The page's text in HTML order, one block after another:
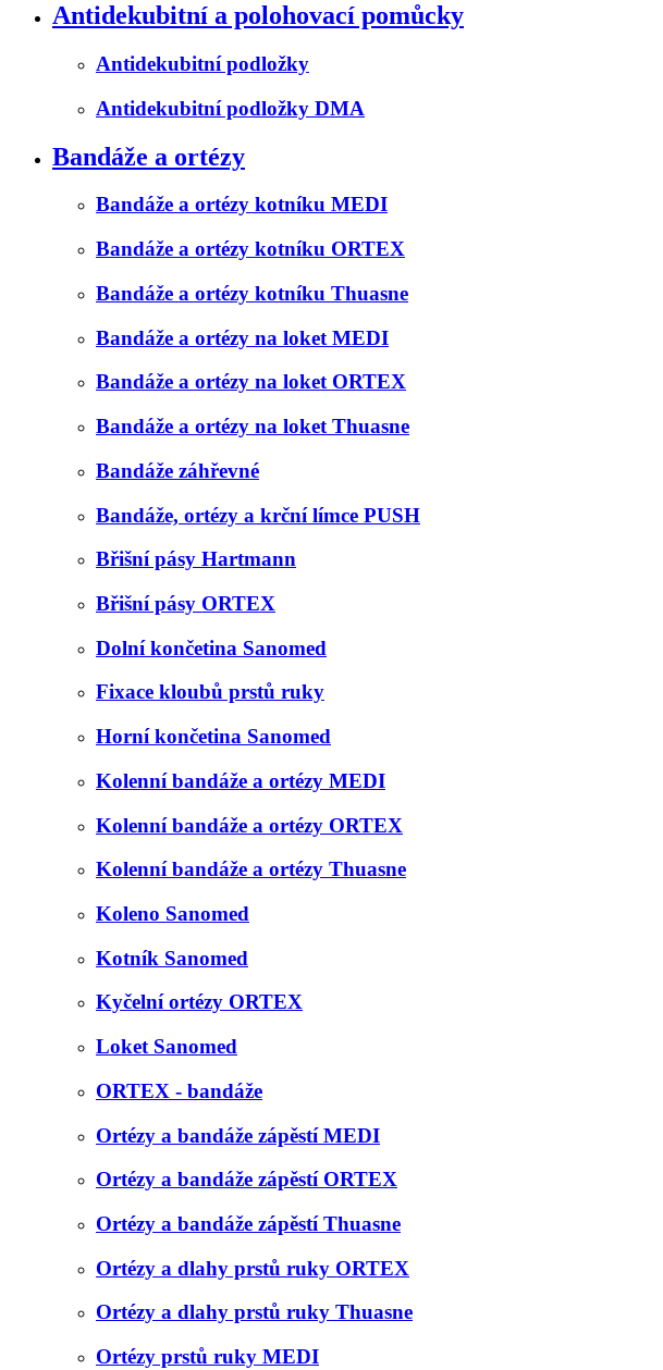
Antidekubitní a polohovací pomůcky
Antidekubitní podložky
Antidekubitní podložky DMA
Bandáže a ortézy
Bandáže a ortézy kotníku MEDI
Bandáže a ortézy kotníku ORTEX
Bandáže a ortézy kotníku Thuasne
Bandáže a ortézy na loket MEDI
Bandáže a ortézy na loket ORTEX
Bandáže a ortézy na loket Thuasne
Bandáže záhřevné
Bandáže, ortézy a krční límce PUSH
Břišní pásy Hartmann
Břišní pásy ORTEX
Dolní končetina Sanomed
Fixace kloubů prstů ruky
Horní končetina Sanomed
Kolenní bandáže a ortézy MEDI
Kolenní bandáže a ortézy ORTEX
Kolenní bandáže a ortézy Thuasne
Koleno Sanomed
Kotník Sanomed
Kyčelní ortézy ORTEX
Loket Sanomed
ORTEX - bandáže
Ortézy a bandáže zápěstí MEDI
Ortézy a bandáže zápěstí ORTEX
Ortézy a bandáže zápěstí Thuasne
Ortézy a dlahy prstů ruky ORTEX
Ortézy a dlahy prstů ruky Thuasne
Ortézy prstů ruky MEDI